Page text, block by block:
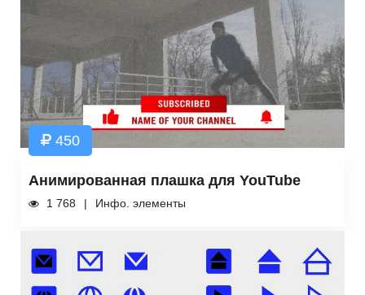
450
Анимированная плашка для YouTube
1 768 Инфо. элементы